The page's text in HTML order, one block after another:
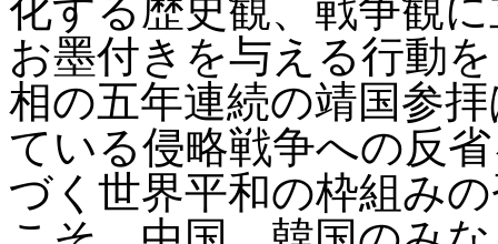
化する歴史観、戦争観
お墨付きを与える行動
相の五年連続の靖国参
ている侵略戦争への反
づく世界平和の枠組み